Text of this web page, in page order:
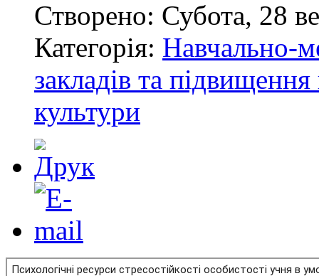
Створено: Субота, 28
Категорія: Навчально-
закладів та підвищення
культури